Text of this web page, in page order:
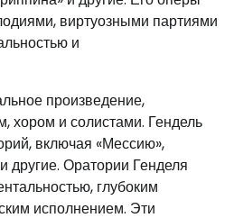
виртуозными партиями
и
произведение,
хором и солистами. Гендель
включая «Мессию»,
другие. Оратории Генделя
глубоким
исполнением. Эти